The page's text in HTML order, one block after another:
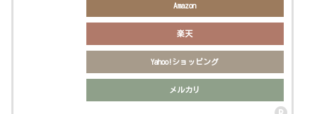
Amazon
楽天
Yahoo!ショッピング
メルカリ